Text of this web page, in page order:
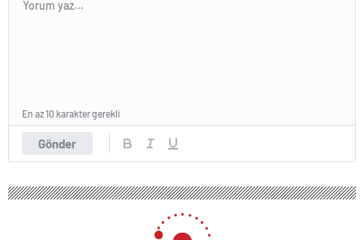
Gönder
En az 10 karakter gerekli